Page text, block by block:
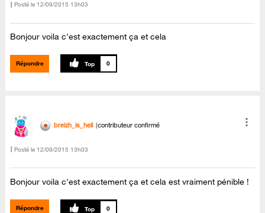
Posté le ‎12/09/2015 13h03
Bonjour voila c'est exactement ça et cela
Répondre 0
breizh_is_hell contributeur confirmé
Posté le ‎12/09/2015 13h03
Bonjour voila c'est exactement ça et cela est vraiment pénible !
Répondre 0